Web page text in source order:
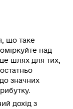
що таке
над
шлях для тих,
значних
дохід з